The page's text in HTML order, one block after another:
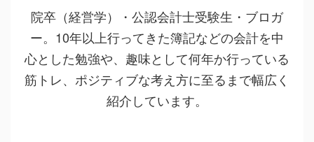
院卒（経営学）・公認会計士受験生・ブロガ
ー。10年以上行ってきた簿記などの会計を中
心とした勉強や、趣味として何年か行っている
筋トレ、ポジティブな考え方に至るまで幅広く
紹介しています。